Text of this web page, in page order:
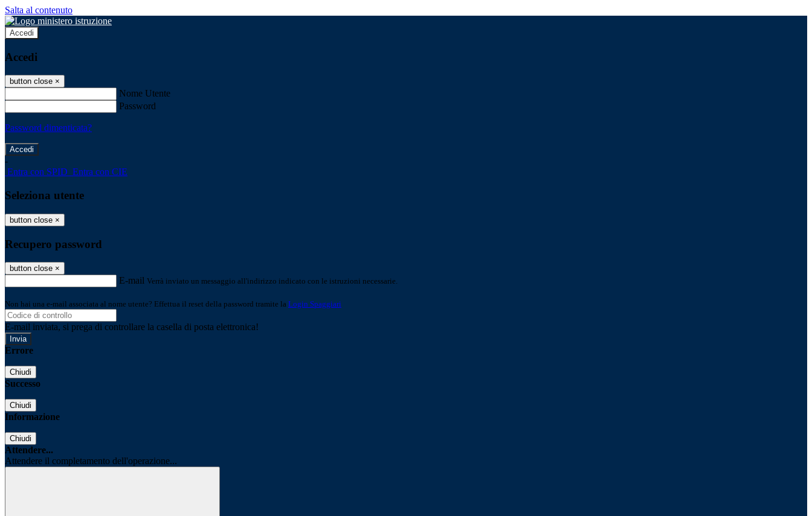
Salta al contenuto
Accedi
Accedi
button close ×
Nome Utente
Password
Password dimenticata?
-
Entra con SPID Entra con CIE
Seleziona utente
button close ×
Recupero password
button close ×
E-mail Verrà inviato un messaggio all'indirizzo indicato con le istruzioni necessarie.
Non hai una e-mail associata al nome utente? Effettua il reset della password tramite la Login Spaggiari
E-mail inviata, si prega di controllare la casella di posta elettronica!
Errore
Chiudi
Successo
Chiudi
Informazione
Chiudi
Attendere...
Attendere il completamento dell'operazione...